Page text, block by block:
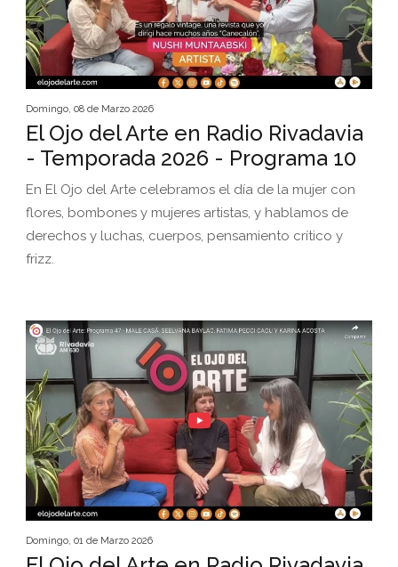
Domingo, 08 de Marzo 2026
El Ojo del Arte en Radio Rivadavia
- Temporada 2026 - Programa 10
En El Ojo del Arte celebramos el día de la mujer con
flores, bombones y mujeres artistas, y hablamos de
derechos y luchas, cuerpos, pensamiento crítico y
frizz.
Domingo, 01 de Marzo 2026